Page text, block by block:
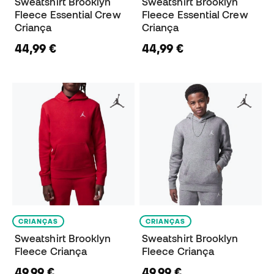
Fleece Essential Crew
Criança
44,99 €
Fleece Essential Crew
Criança
44,99 €
CRIANÇAS
Sweatshirt Brooklyn
Fleece Criança
CRIANÇAS
Sweatshirt Brooklyn
Fleece Criança